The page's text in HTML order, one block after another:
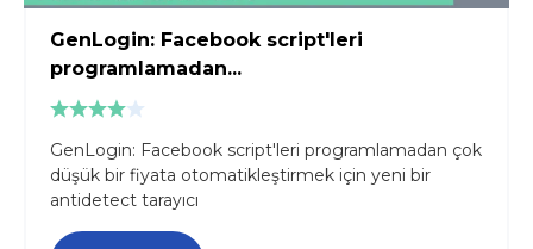
GenLogin: Facebook script'leri
programlamadan...
GenLogin: Facebook script'leri programlamadan çok
düşük bir fiyata otomatikleştirmek için yeni bir
antidetect tarayıcı